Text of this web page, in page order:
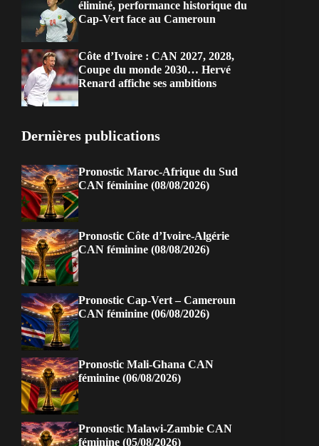
éliminé, performance historique du
Cap-Vert face au Cameroun
Côte d’Ivoire : CAN 2027, 2028,
Coupe du monde 2030… Hervé
Renard affiche ses ambitions
Dernières publications
Pronostic Maroc-Afrique du Sud
CAN féminine (08/08/2026)
Pronostic Côte d’Ivoire-Algérie
CAN féminine (08/08/2026)
Pronostic Cap-Vert – Cameroun
CAN féminine (06/08/2026)
Pronostic Mali-Ghana CAN
féminine (06/08/2026)
Pronostic Malawi-Zambie CAN
féminine (05/08/2026)